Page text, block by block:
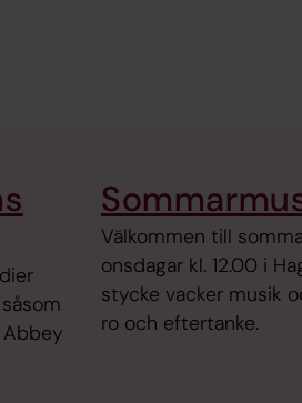
Välkommen till
onsdagar kl. 12.00 i
stycke vacker musik
ro och eftertanke.